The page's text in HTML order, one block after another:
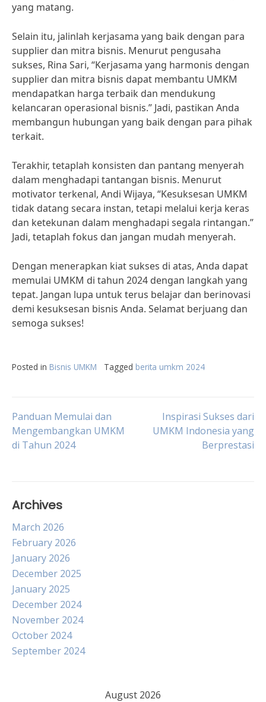
yang matang.
Selain itu, jalinlah kerjasama yang baik dengan para
supplier dan mitra bisnis. Menurut pengusaha
sukses, Rina Sari, “Kerjasama yang harmonis dengan
supplier dan mitra bisnis dapat membantu UMKM
mendapatkan harga terbaik dan mendukung
kelancaran operasional bisnis.” Jadi, pastikan Anda
membangun hubungan yang baik dengan para pihak
terkait.
Terakhir, tetaplah konsisten dan pantang menyerah
dalam menghadapi tantangan bisnis. Menurut
motivator terkenal, Andi Wijaya, “Kesuksesan UMKM
tidak datang secara instan, tetapi melalui kerja keras
dan ketekunan dalam menghadapi segala rintangan.”
Jadi, tetaplah fokus dan jangan mudah menyerah.
Dengan menerapkan kiat sukses di atas, Anda dapat
memulai UMKM di tahun 2024 dengan langkah yang
tepat. Jangan lupa untuk terus belajar dan berinovasi
demi kesuksesan bisnis Anda. Selamat berjuang dan
semoga sukses!
Posted in Bisnis UMKM Tagged berita umkm 2024
Post
navigation
Panduan Memulai dan
Mengembangkan UMKM
di Tahun 2024
Inspirasi Sukses dari
UMKM Indonesia yang
Berprestasi
Archives
March 2026
February 2026
January 2026
December 2025
January 2025
December 2024
November 2024
October 2024
September 2024
August 2026